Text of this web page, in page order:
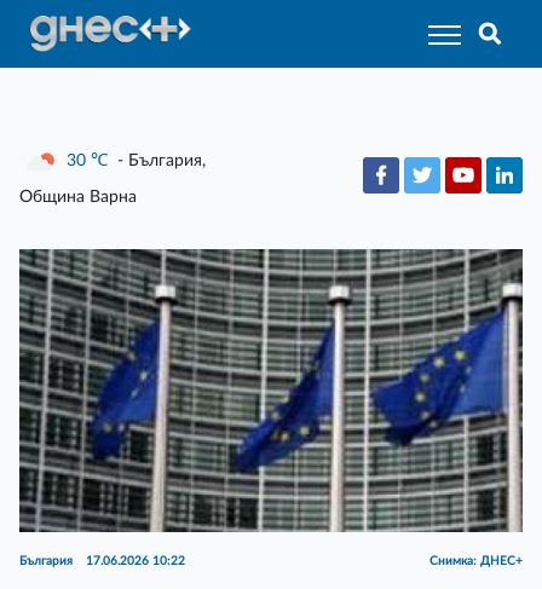
30 ℃ - България,
Община Варна
България 17.06.2026 10:22 Снимка: ДНЕС+